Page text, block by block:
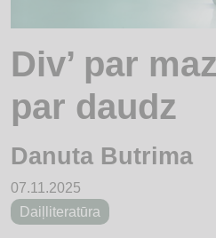
Div’ par
par daudz
Danuta Butrima
07.11.2025
Daiļliteratūra